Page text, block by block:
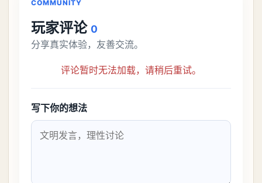
COMMUNITY
玩家评论 0
分享真实体验，友善交流。
评论暂时无法加载，请稍后重试。
写下你的想法